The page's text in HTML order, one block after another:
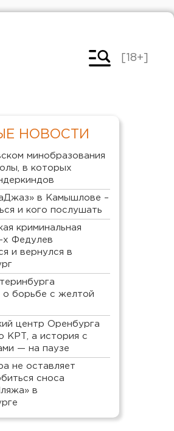
[18+]
НОВОСТИ
минобразования
в которых
в Камышлове –
и кого послушать
криминальная
х Федулев
и вернулся в
о борьбе с желтой
центр Оренбурга
КРТ, а история с
— на паузе
не оставляет
сноса
в